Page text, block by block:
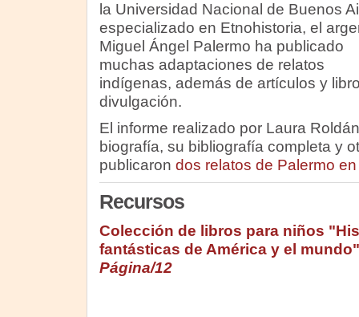
la Universidad Nacional de Buenos
especializado en Etnohistoria, el
Miguel Ángel Palermo ha publicado
muchas adaptaciones de relatos
indígenas, además de artículos y
divulgación.
El informe realizado por Laura Roldán
biografía, su bibliografía completa y
publicaron dos relatos de Palermo
Recursos
Colección de libros para niños
fantásticas de América y el
Página/12